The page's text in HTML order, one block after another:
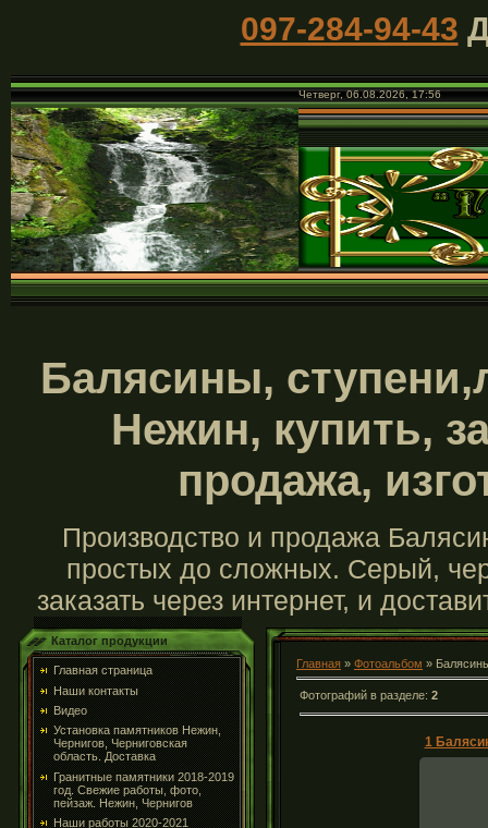
097-284-94-43
Четверг, 06.08.2026, 17:56
Балясины,
Нежин, купить,
продажа,
Производство и продажа
простых до сложных. Серый,
заказать через интернет, и
Каталог продукции
Главная страница
Наши контакты
Видео
Установка памятников Нежин,
Чернигов, Черниговская
область. Доставка
Гранитные памятники 2018-2019
год. Свежие работы, фото,
пейзаж. Нежин, Чернигов
Наши работы 2020-2021
Главная » Фотоальбом »
Фотографий в разделе: 2